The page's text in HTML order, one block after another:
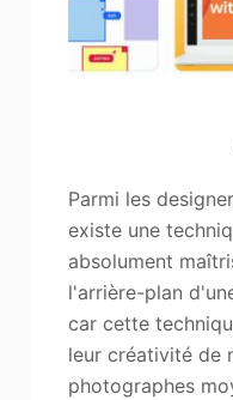
Parmi les
existe une
absolument
l'arrière-plan
car cette
leur créativité de
photographes